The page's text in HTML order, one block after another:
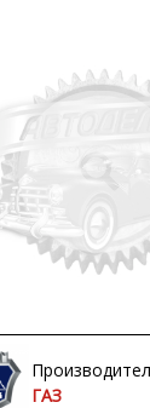
ГАЗ